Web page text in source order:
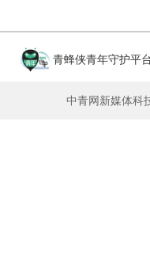
从演
青蜂侠青年守护平
中青网新媒体科